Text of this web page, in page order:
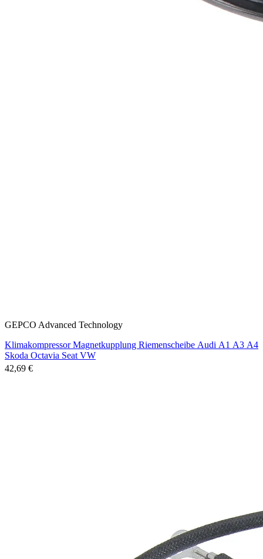
GEPCO Advanced Technology
Klimakompressor Magnetkupplung Riemenscheibe Audi A1 A3 A4
Skoda Octavia Seat VW
42,69 €